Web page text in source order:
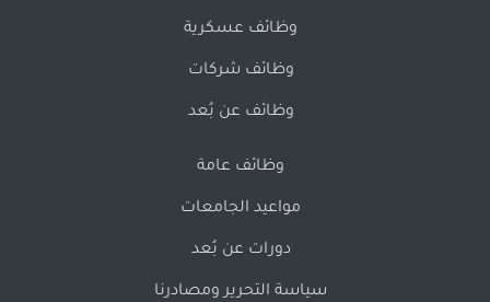
وظائف عسكرية
وظائف شركات
وظائف عن بُعد
وظائف عامة
مواعيد الجامعات
دورات عن بُعد
سياسة التحرير ومصادرنا